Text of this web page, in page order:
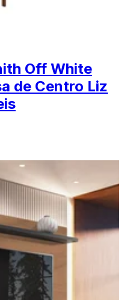
Off White
de Centro Liz